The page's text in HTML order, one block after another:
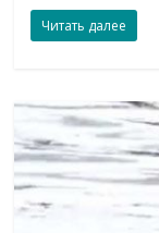
Читать далее